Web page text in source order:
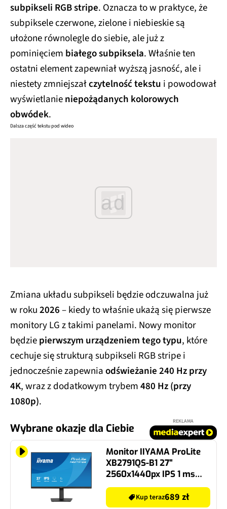
subpikseli RGB stripe. Oznacza to w praktyce, że
subpiksele czerwone, zielone i niebieskie są
ułożone równolegle do siebie, ale już z
pominięciem białego subpiksela. Właśnie ten
ostatni element zapewniał wyższą jasność, ale i
niestety zmniejszałczytelność tekstu i powodował
wyświetlanieniepożądanych kolorowych
obwódek.
Dalsza część tekstu pod wideo
ad
Zmiana układu subpikseli będzie odczuwalna już
w roku2026– kiedy to właśnie ukażą się pierwsze
monitory LG z takimi panelami. Nowy monitor
będziepierwszym urządzeniem tego typu, które
cechuje się strukturą subpikseli RGB stripe i
jednocześnie zapewniaodświeżanie 240 Hz przy
4K, wraz z dodatkowym trybem480 Hz (przy
1080p).
Wybrane okazje dla Ciebie
REKLAMA
Monitor IIYAMA ProLite
XB2791QS-B1 27"
2560x1440px IPS 1 ms
[MPRT]
Kup teraz689 zł